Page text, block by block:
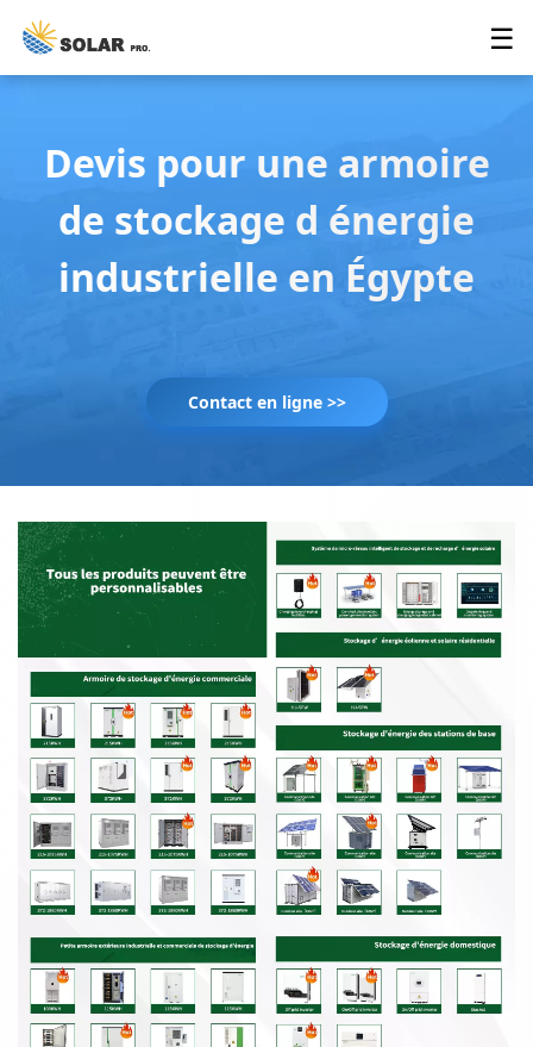
☰
Devis pour une armoire
de stockage d énergie
industrielle en Égypte
Contact en ligne >>